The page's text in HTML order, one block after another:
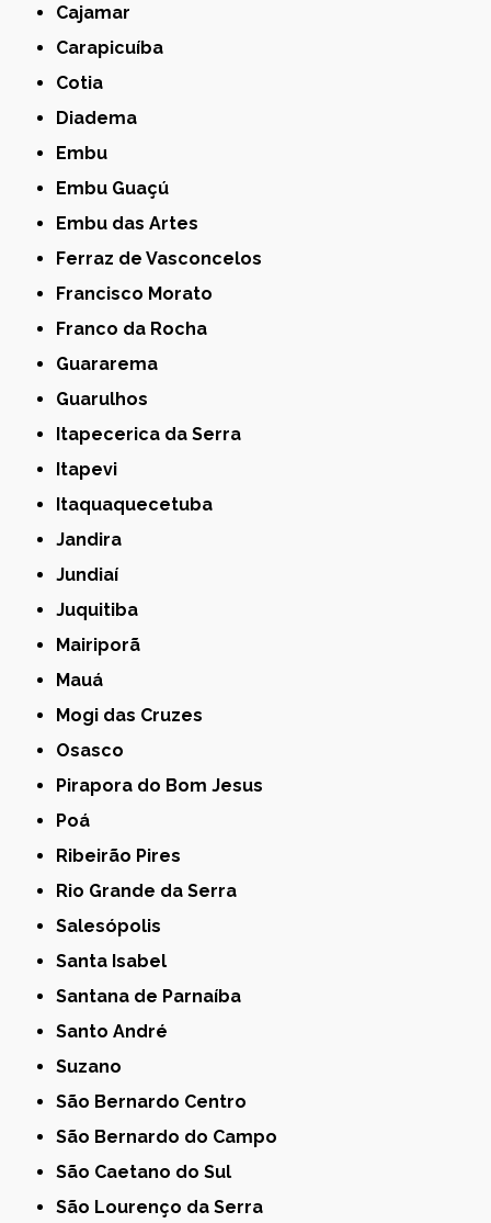
Cajamar
Carapicuíba
Cotia
Diadema
Embu
Embu Guaçú
Embu das Artes
Ferraz de Vasconcelos
Francisco Morato
Franco da Rocha
Guararema
Guarulhos
Itapecerica da Serra
Itapevi
Itaquaquecetuba
Jandira
Jundiaí
Juquitiba
Mairiporã
Mauá
Mogi das Cruzes
Osasco
Pirapora do Bom Jesus
Poá
Ribeirão Pires
Rio Grande da Serra
Salesópolis
Santa Isabel
Santana de Parnaíba
Santo André
Suzano
São Bernardo Centro
São Bernardo do Campo
São Caetano do Sul
São Lourenço da Serra